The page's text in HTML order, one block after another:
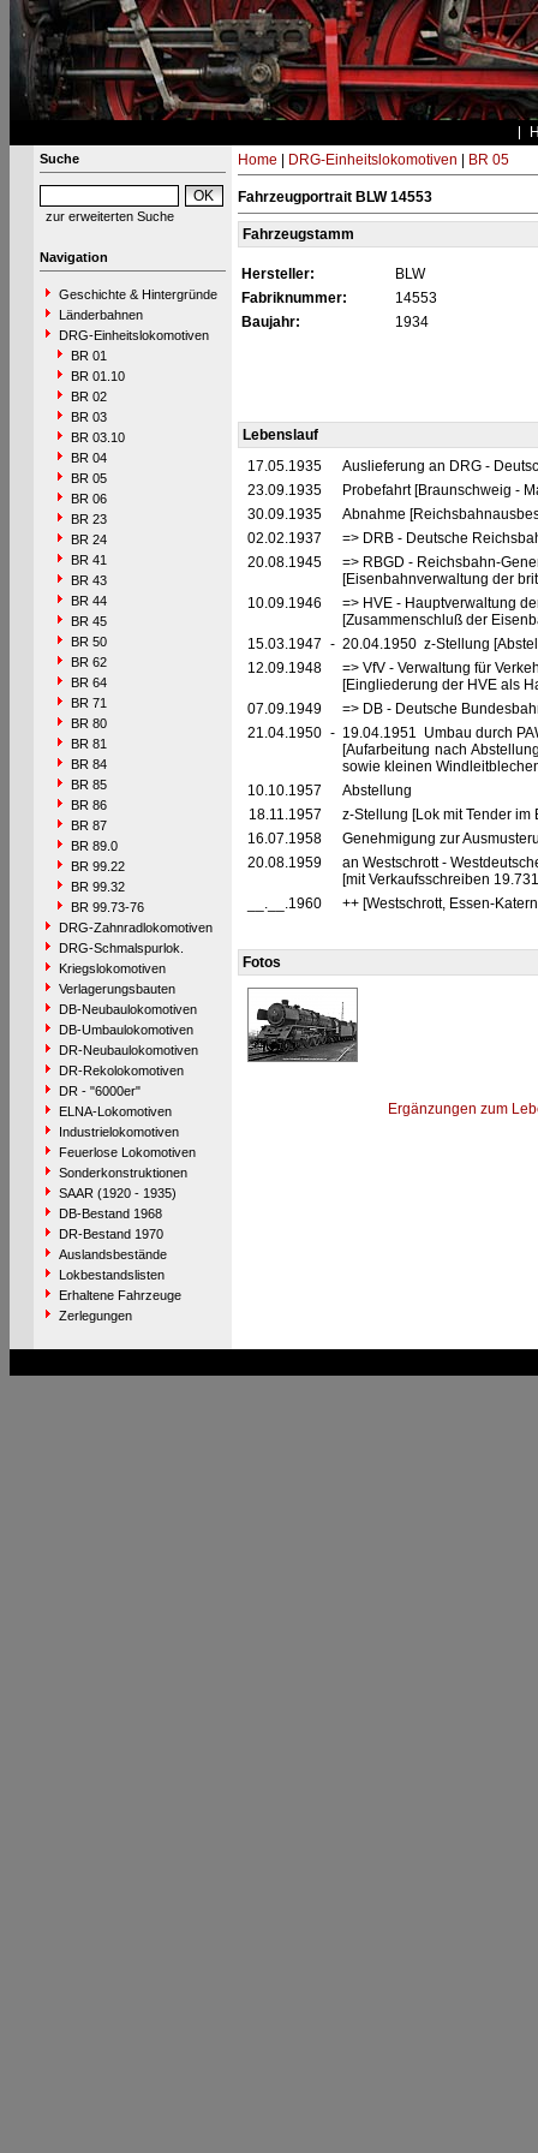
Suche
zur erweiterten Suche
Navigation
Geschichte & Hintergründe
Länderbahnen
DRG-Einheitslokomotiven
BR 01
BR 01.10
BR 02
BR 03
BR 03.10
BR 04
BR 05
BR 06
BR 23
BR 24
BR 41
BR 43
BR 44
BR 45
BR 50
BR 62
BR 64
BR 71
BR 80
BR 81
BR 84
BR 85
BR 86
BR 87
BR 89.0
BR 99.22
BR 99.32
BR 99.73-76
DRG-Zahnradlokomotiven
DRG-Schmalspurlok.
Kriegslokomotiven
Verlagerungsbauten
DB-Neubaulokomotiven
DB-Umbaulokomotiven
DR-Neubaulokomotiven
DR-Rekolokomotiven
DR - "6000er"
ELNA-Lokomotiven
Industrielokomotiven
Feuerlose Lokomotiven
Sonderkonstruktionen
SAAR (1920 - 1935)
DB-Bestand 1968
DR-Bestand 1970
Auslandsbestände
Lokbestandslisten
Erhaltene Fahrzeuge
Zerlegungen
Home DRG-Einheitslokomotiven BR 05
Fahrzeugportrait BLW 14553
Fahrzeugstamm
Hersteller:
BLW
Fabriknummer:
14553
Baujahr:
1934
Lebenslauf
17.05.1935
Auslieferung an DRG -
23.09.1935
Probefahrt [Braunschweig -
30.09.1935
Abnahme
02.02.1937
=> DRB - Deutsche
20.08.1945
=> RBGD - Reichsbahn-
[Eisenbahnverwaltung der
10.09.1946
=> HVE - Hauptverwaltung
[Zusammenschluß der
15.03.1947 - 20.04.1950 z-Stellung
12.09.1948
=> VfV - Verwaltung für
[Eingliederung der HVE als
07.09.1949
=> DB - Deutsche
21.04.1950 - 19.04.1951 Umbau durch
[Aufarbeitung nach
sowie kleinen
10.10.1957
Abstellung
18.11.1957
z-Stellung [Lok mit Tender im
16.07.1958
Genehmigung zur
20.08.1959
an Westschrott -
[mit Verkaufsschreiben
__.__.1960
++ [Westschrott, Essen-
Fotos
Ergänzungen zum